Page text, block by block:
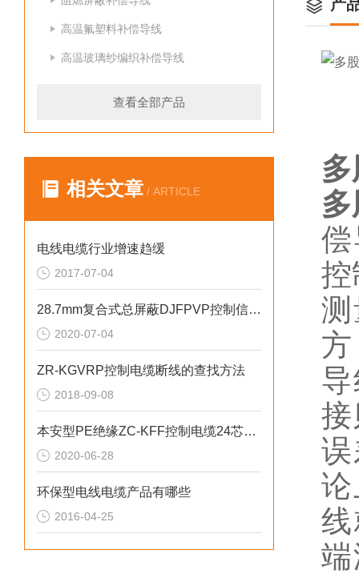
高温氟塑料补偿导线
高温玻璃纱编织补偿导线
查看全部产品
相关文章 / ARTICLE
电线电缆行业增速趋缓
2017-07-04
28.7mm复合式总屏蔽DJFPVP控制信号电缆
2020-07-04
ZR-KGVRP控制电缆断线的查找方法
2018-09-08
本安型PE绝缘ZC-KFF控制电缆24芯绞合
2020-06-28
环保型电线电缆产品有哪些
2016-04-25
产
控